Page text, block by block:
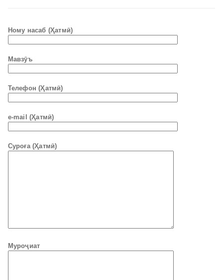
Ному насаб (Ҳатмӣ)
Мавзӯъ
Телефон (Ҳатмӣ)
e-mail (Ҳатмӣ)
Суроға (Ҳатмӣ)
Муроҷиат